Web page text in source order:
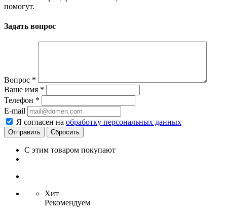
помогут.
Задать вопрос
Вопрос *
Ваше имя *
Телефон *
E-mail
Я согласен на обработку персональных данных
Сбросить
С этим товаром покупают
Хит
Рекомендуем